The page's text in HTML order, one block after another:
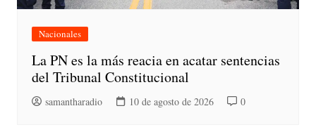
Nacionales
La PN es la más reacia en acatar sentencias
del Tribunal Constitucional
samantharadio 10 de agosto de 2026 0